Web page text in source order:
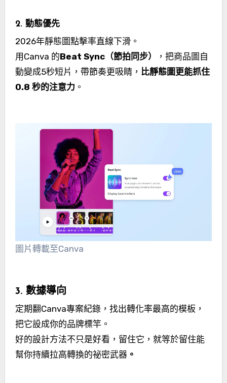
2. 動態優先
2026年靜態圖點擊率直線下滑。
用Canva 的Beat Sync（節拍同步）
，把商品圖自
動變成5秒短片，帶節奏更吸睛， 比靜態圖更能抓住
0.8 秒的注意力 。
圖片轉載至Canva
3. 數據導向
定期翻Canva專案紀錄，找出轉化率最高的模板，
把它設成你的品牌標竿。
好的設計方法不只是好看，留住它，就等於留住能
幫你持續拉高轉換的祕密武器。